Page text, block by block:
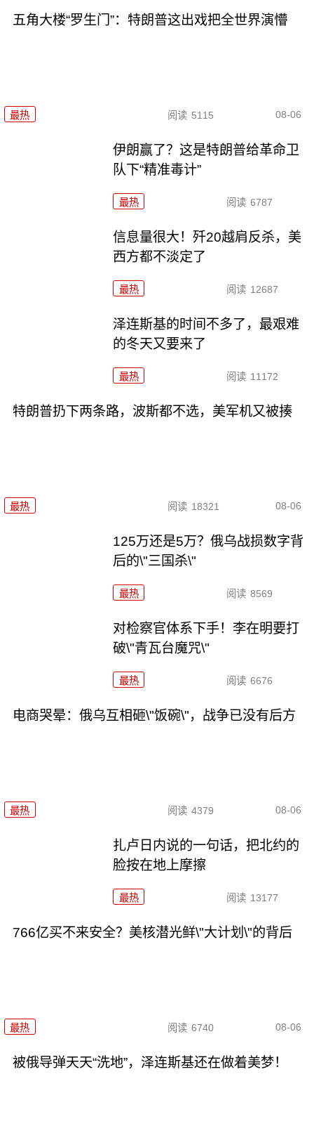
五角大楼“罗生门”：特朗普这出戏把全世界演懵
最热 阅读 5115 08-06
伊朗赢了？这是特朗普给革命卫
队下“精准毒计”
最热 阅读 6787
信息量很大！歼20越肩反杀，美
西方都不淡定了
最热 阅读 12687
泽连斯基的时间不多了，最艰难
的冬天又要来了
最热 阅读 11172
特朗普扔下两条路，波斯都不选，美军机又被揍
最热 阅读 18321 08-06
125万还是5万？俄乌战损数字背
后的\"三国杀\"
最热 阅读 8569
对检察官体系下手！李在明要打
破\"青瓦台魔咒\"
最热 阅读 6676
电商哭晕：俄乌互相砸\"饭碗\"，战争已没有后方
最热 阅读 4379 08-06
扎卢日内说的一句话，把北约的
脸按在地上摩擦
最热 阅读 13177
766亿买不来安全？美核潜光鲜\"大计划\"的背后
最热 阅读 6740 08-06
被俄导弹天天“洗地”，泽连斯基还在做着美梦！